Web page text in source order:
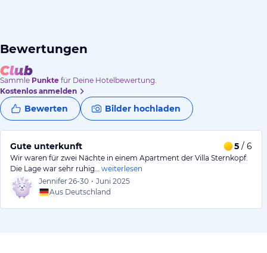
Bewertungen
Sammle Punkte für Deine Hotelbewertung.
Kostenlos anmelden
Bewerten Bilder hochladen
Gute unterkunft 5 / 6
Wir waren für zwei Nächte in einem Apartment der Villa Sternkopf.
Die Lage war sehr ruhig…
weiterlesen
Jennifer26-30 • Juni 2025
Aus Deutschland